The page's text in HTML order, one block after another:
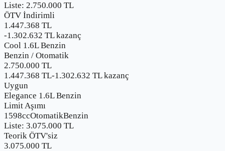
Liste: 2.750.000 TL
ÖTV İndirimli
1.447.368 TL
-1.302.632 TL kazanç
Cool 1.6L Benzin
Benzin / Otomatik
2.750.000 TL
1.447.368 TL-1.302.632 TL kazanç
Uygun
Elegance 1.6L Benzin
Limit Aşımı
1598ccOtomatikBenzin
Liste: 3.075.000 TL
Teorik ÖTV'siz
3.075.000 TL